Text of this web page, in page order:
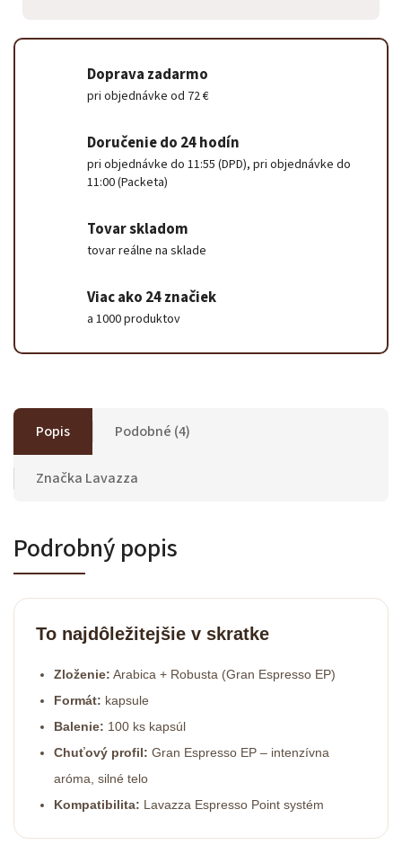
Doprava zadarmo
pri objednávke od 72 €
Doručenie do 24 hodín
pri objednávke do 11:55 (DPD), pri objednávke do
11:00 (Packeta)
Tovar skladom
tovar reálne na sklade
Viac ako 24 značiek
a 1000 produktov
Popis Podobné (4)
Značka Lavazza
Podrobný popis
To najdôležitejšie v skratke
Zloženie: Arabica + Robusta (Gran Espresso EP)
Formát: kapsule
Balenie: 100 ks kapsúl
Chuťový profil: Gran Espresso EP – intenzívna
aróma, silné telo
Kompatibilita: Lavazza Espresso Point systém